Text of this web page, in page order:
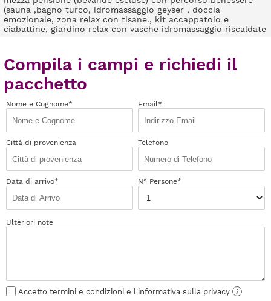
(sauna ,bagno turco, idromassaggio geyser , doccia
emozionale, zona relax con tisane., kit accappatoio e
ciabattine, giardino relax con vasche idromassaggio riscaldate
Compila i campi e richiedi il
pacchetto
Nome e Cognome* Email*
Città di provenienza Telefono
Data di arrivo* N° Persone*
Ulteriori note
Accetto termini e condizioni e l'informativa sulla privacy
i